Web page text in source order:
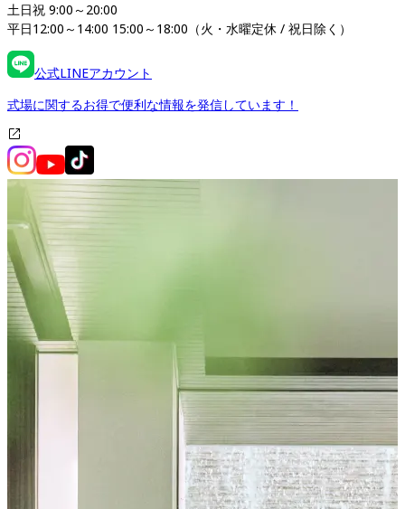
土日祝 9:00～20:00
平日12:00～14:00 15:00～18:00（火・水曜定休 / 祝日除く）
公式LINEアカウント
式場に関するお得で便利な情報を発信しています！